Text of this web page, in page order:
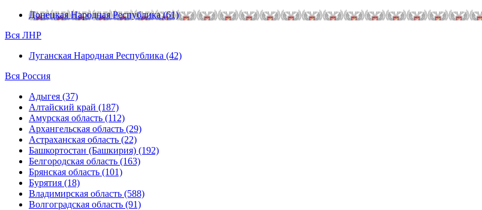
Донецкая Народная Республика (61)
Вся ЛНР
Луганская Народная Республика (42)
Вся Россия
Адыгея (37)
Алтайский край (187)
Амурская область (112)
Архангельская область (29)
Астраханская область (22)
Башкортостан (Башкирия) (192)
Белгородская область (163)
Брянская область (101)
Бурятия (18)
Владимирская область (588)
Волгоградская область (91)